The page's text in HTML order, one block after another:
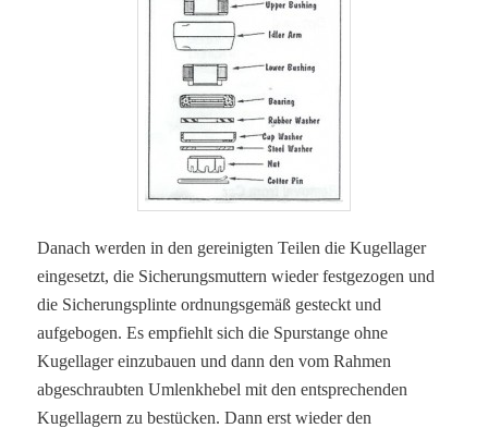
Danach werden in den gereinigten Teilen die Kugellager
eingesetzt, die Sicherungsmuttern wieder festgezogen und
die Sicherungsplinte ordnungsgemäß gesteckt und
aufgebogen. Es empfiehlt sich die Spurstange ohne
Kugellager einzubauen und dann den vom Rahmen
abgeschraubten Umlenkhebel mit den entsprechenden
Kugellagern zu bestücken. Dann erst wieder den